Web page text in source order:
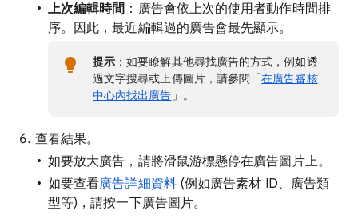
上次編輯時間 ：廣告會依上次的使用者動作時間排
序。因此，最近編輯過的廣告會最先顯示。
提示 ：如要瞭解其他尋找廣告的方式，例如透
過文字搜尋或上傳圖片，請參閱「在廣告審核
中心內找出廣告 」。
查看結果。
如要放大廣告，請將滑鼠游標懸停在廣告圖片上。
如要查看廣告詳細資料(例如廣告素材 ID、廣告類
型等)，請按一下廣告圖片。